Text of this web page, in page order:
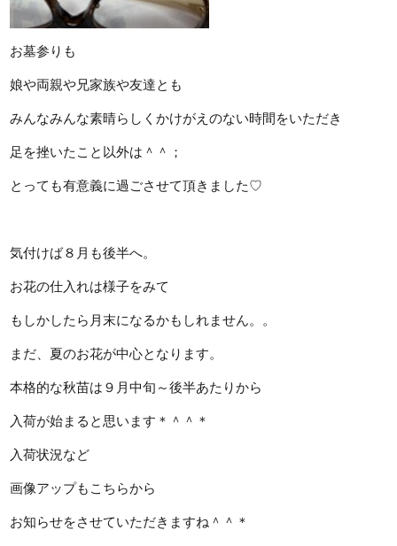
お墓参りも
娘や両親や兄家族や友達とも
みんなみんな素晴らしくかけがえのない時間をいただき
足を挫いたこと以外は＾＾；
とっても有意義に過ごさせて頂きました♡
気付けば８月も後半へ。
お花の仕入れは様子をみて
もしかしたら月末になるかもしれません。。
まだ、夏のお花が中心となります。
本格的な秋苗は９月中旬～後半あたりから
入荷が始まると思います＊＾＾＊
入荷状況など
画像アップもこちらから
お知らせをさせていただきますね＾＾＊